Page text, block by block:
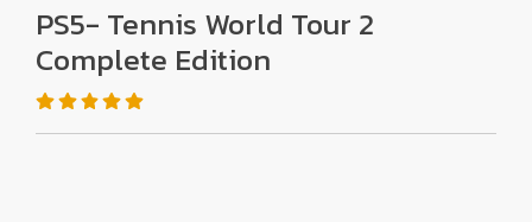
PS5- Tennis World Tour 2
Complete Edition